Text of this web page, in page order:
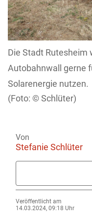
Die Stadt Rutesheim
Autobahnwall gerne
Solarenergie nutzen.
Schlüter)
Von
Stefanie Schlüter
Veröffentlicht am
14.03.2024, 09:18 Uhr